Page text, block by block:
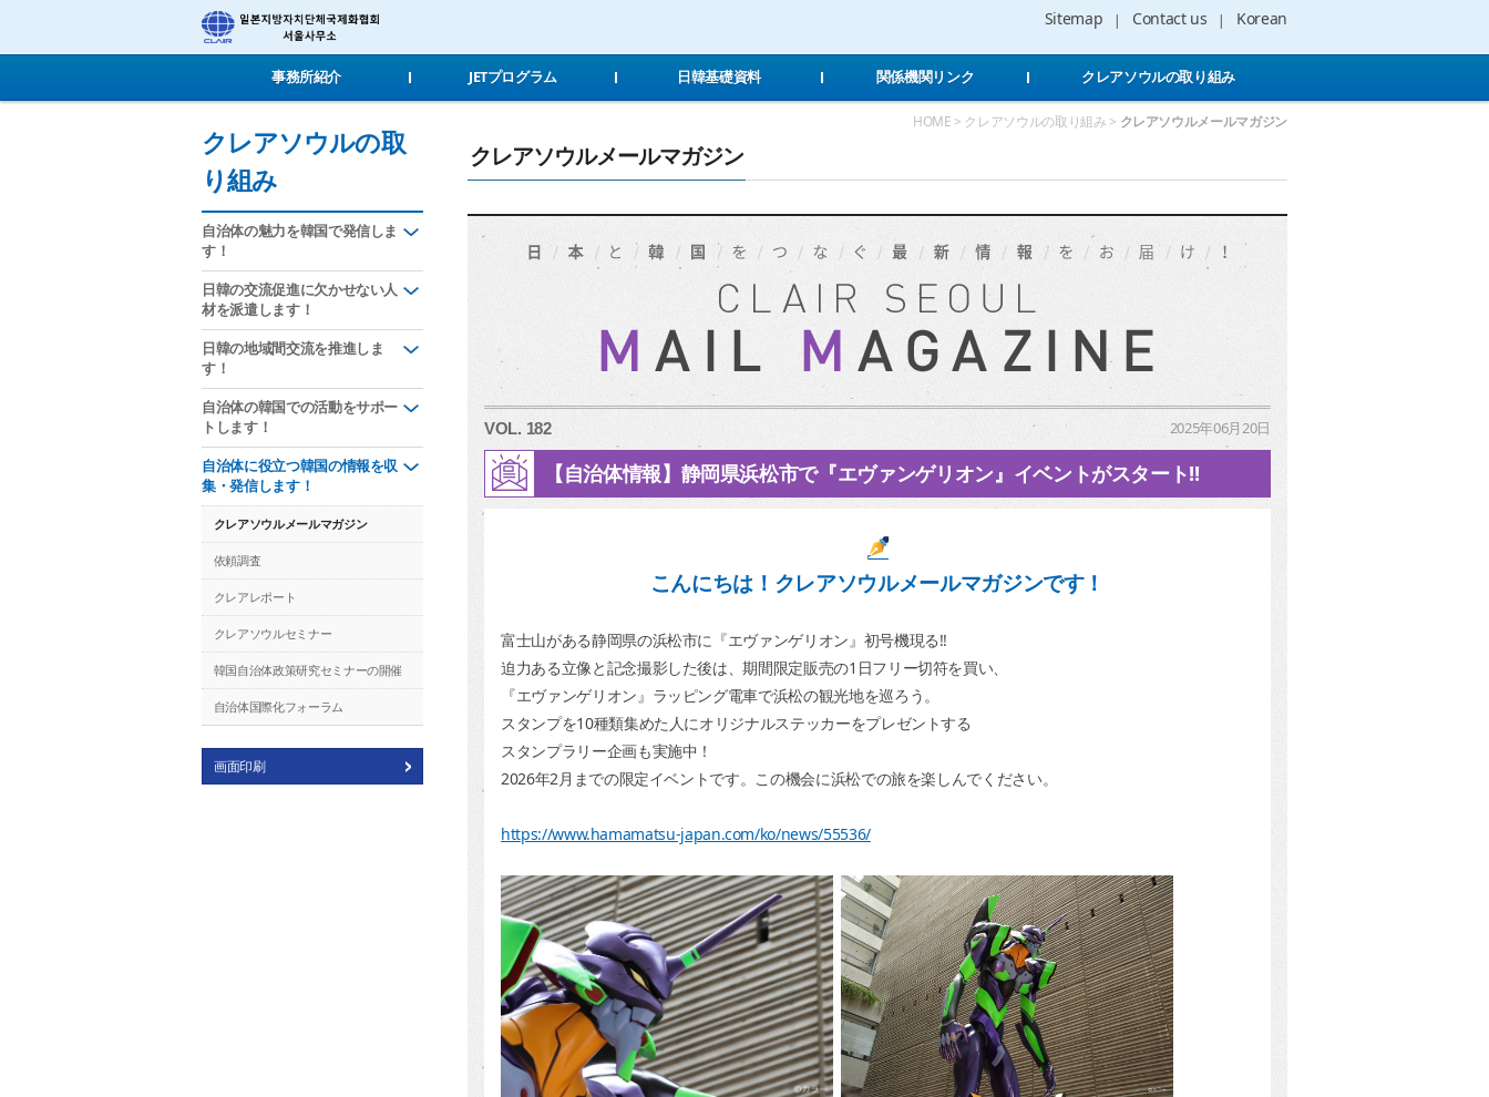
Sitemap Contact us Korean
事務所紹介 JETプログラム 日韓基礎資料 関係機関リンク クレアソウルの取り組み
クレアソウルの取
り組み
自治体の魅力を韓国で発信しま
す！
日韓の交流促進に欠かせない人
材を派遣します！
日韓の地域間交流を推進しま
す！
自治体の韓国での活動をサポー
トします！
自治体に役立つ韓国の情報を収
集・発信します！
クレアソウルメールマガジン
依頼調査
クレアレポート
クレアソウルセミナー
韓国自治体政策研究セミナーの開催
自治体国際化フォーラム
画面印刷
HOME > クレアソウルの取り組み > クレアソウルメールマガジン
クレアソウルメールマガジン
VOL. 182 2025年06月20日
【自治体情報】静岡県浜松市で『エヴァンゲリオン』イベントがスタート!!
こんにちは！クレアソウルメールマガジンです！
富士山がある静岡県の浜松市に『エヴァンゲリオン』初号機現る!!
迫力ある立像と記念撮影した後は、期間限定販売の1日フリー切符を買い、
『エヴァンゲリオン』ラッピング電車で浜松の観光地を巡ろう。
スタンプを10種類集めた人にオリジナルステッカーをプレゼントする
スタンプラリー企画も実施中！
2026年2月までの限定イベントです。この機会に浜松での旅を楽しんでください。
https://www.hamamatsu-japan.com/ko/news/55536/